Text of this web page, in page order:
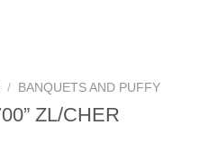
/ BANQUETS AND PUFFY
ZL/CHER